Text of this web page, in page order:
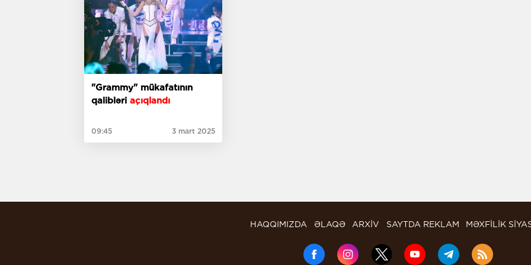
"Grammy" mükafatının
qalibləri açıqlandı
09:45 3 mart 2025
HAQQIMIZDA ƏLAQƏ ARXİV SAYTDA REKLAM MƏXFİLİK